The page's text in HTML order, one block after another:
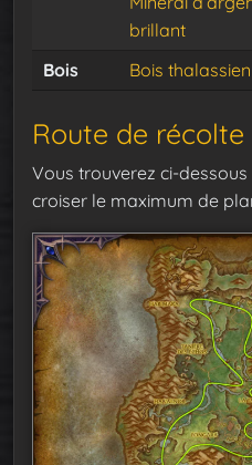
brillant
Bois Bois thalassien
Route de récolte
Vous trouverez ci-
croiser le maximum de